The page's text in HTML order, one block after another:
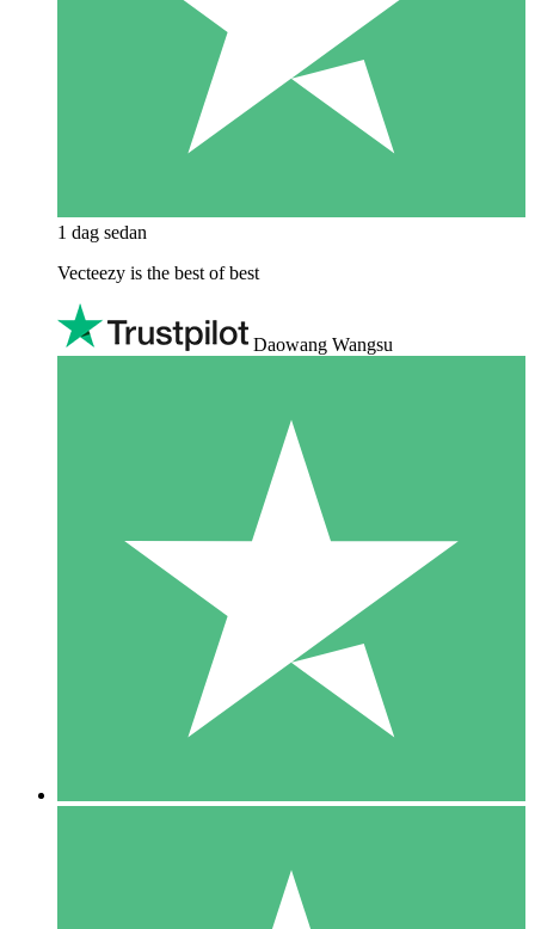
1 dag sedan
Vecteezy is the best of best
Daowang Wangsu